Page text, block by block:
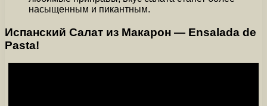
насыщенным и пикантным.
Испанский Салат из Макарон — Ensalada de
Pasta!